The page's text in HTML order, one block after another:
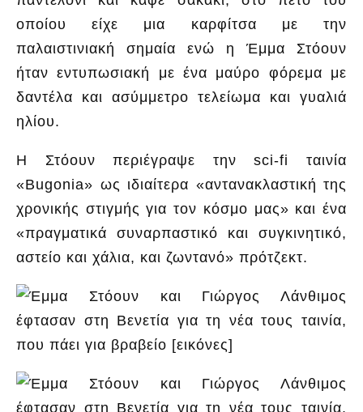
οποίου είχε μια καρφίτσα με την
παλαιστινιακή σημαία ενώ η Έμμα Στόουν
ήταν εντυπωσιακή με ένα μαύρο φόρεμα με
δαντέλα και ασύμμετρο τελείωμα και γυαλιά
ηλίου.
Η Στόουν περιέγραψε την sci-fi ταινία
«Bugonia» ως ιδιαίτερα «αντανακλαστική της
χρονικής στιγμής για τον κόσμο μας» και ένα
«πραγματικά συναρπαστικό και συγκινητικό,
αστείο και χάλια, και ζωντανό» πρότζεκτ.